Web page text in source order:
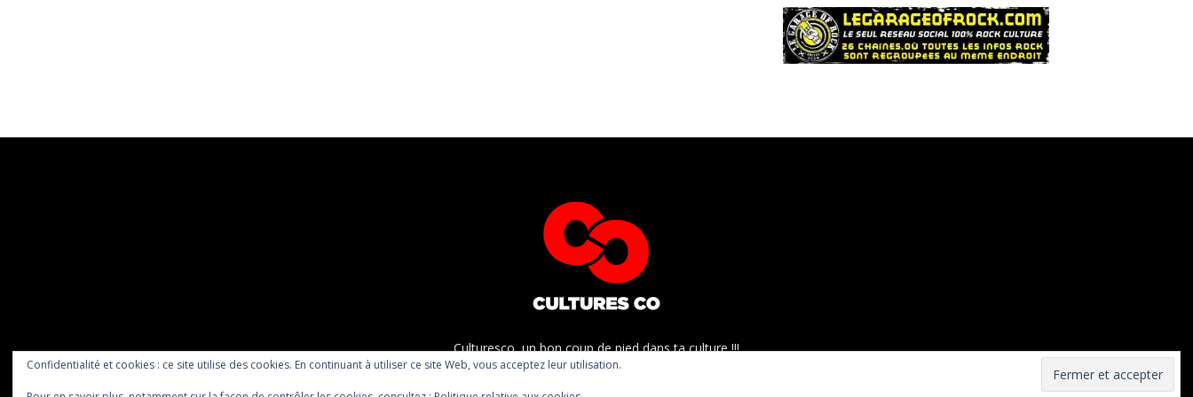
Culturesco, un bon coup de pied dans ta culture !!!
Confidentialité et cookies : ce site utilise des cookies. En continuant à utiliser ce site Web, vous acceptez leur utilisation.